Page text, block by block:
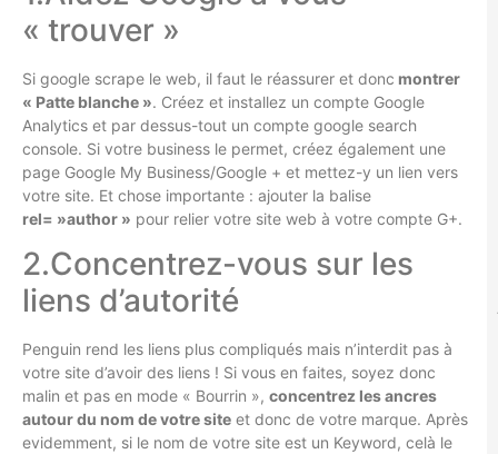
« trouver »
Si google scrape le web, il faut le réassurer et donc montrer
« Patte blanche ». Créez et installez un compte Google
Analytics et par dessus-tout un compte google search
console. Si votre business le permet, créez également une
page Google My Business/Google + et mettez-y un lien vers
votre site. Et chose importante : ajouter la balise
rel= »author » pour relier votre site web à votre compte G+.
2.Concentrez-vous sur les
liens d’autorité
Penguin rend les liens plus compliqués mais n’interdit pas à
votre site d’avoir des liens ! Si vous en faites, soyez donc
malin et pas en mode « Bourrin », concentrez les ancres
autour du nom de votre site et donc de votre marque. Après
evidemment, si le nom de votre site est un Keyword, celà le